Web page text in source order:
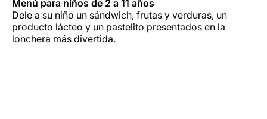
Menú para niños de 2 a 11 años
Dele a su niño un sándwich, frutas y verduras, un
producto lácteo y un pastelito presentados en la
lonchera más divertida.